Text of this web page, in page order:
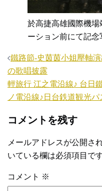
於高捷高雄國際機
ーション前にて記念
投
稿
ナ
ビ
ゲ
シ
ョ
ン
鐵路節-史茵茵小姐壓軸
の歌唱披露
輕旅行 江之電沿線♪ 台
ノ電沿線♪日台鉄道観光パ
コメントを残す
メールアドレスが公開さ
いている欄は必須項目で
コメント ※